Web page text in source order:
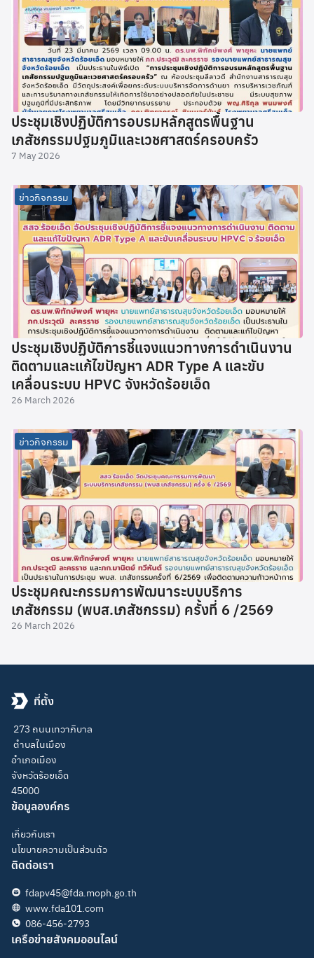
ประชุมเชิงปฏิบัติการอบรมหลักสูตรพื้นฐาน
เภสัชกรรมปฐมภูมิและเวชศาสตร์ครอบครัว
7 May 2026
ข่าวกิจกรรม
ประชุมเชิงปฏิบัติการชี้แจงแนวทางการดำเนินงาน
ติดตามและแก้ไขปัญหา ADR Type A และขับ
เคลื่อนระบบ HPVC จังหวัดร้อยเอ็ด
26 March 2026
ข่าวกิจกรรม
ประชุมคณะกรรมการพัฒนาระบบบริการ
เภสัชกรรม (พบส.เภสัชกรรม) ครั้งที่ 6 /2569
26 March 2026
ที่ตั้ง
273 ถนนเทวาภิบาล
ตำบลในเมือง
อำเภอเมือง
จังหวัดร้อยเอ็ด
45000
ข้อมูลองค์กร
เกี่ยวกับเรา
นโยบายความเป็นส่วนตัว
ติดต่อเรา
fdapv45@fda.moph.go.th
www.fda101.com
086-456-2793
เครือข่ายสังคมออนไลน์